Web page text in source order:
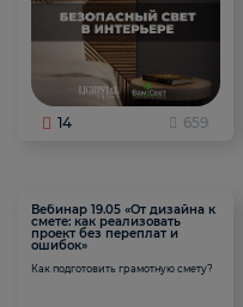
14 659
Вебинар 19.05 «От дизайна к
смете: как реализовать
проект без переплат и
ошибок»
Как подготовить грамотную смету?